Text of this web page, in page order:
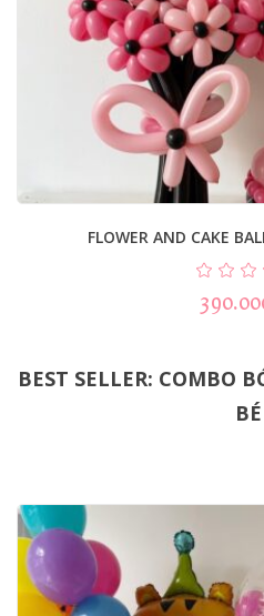
FLOWER AND CAKE
BEST SELLER: COMBO
BÉ